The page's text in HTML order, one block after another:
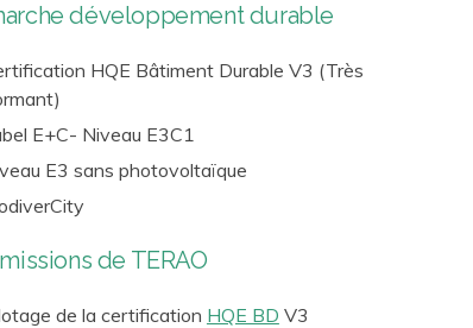
développement durable
HQE Bâtiment Durable V3 (Très
E+C- Niveau E3C1
E3 sans photovoltaïque
de TERAO
de la certification HQE BD V3